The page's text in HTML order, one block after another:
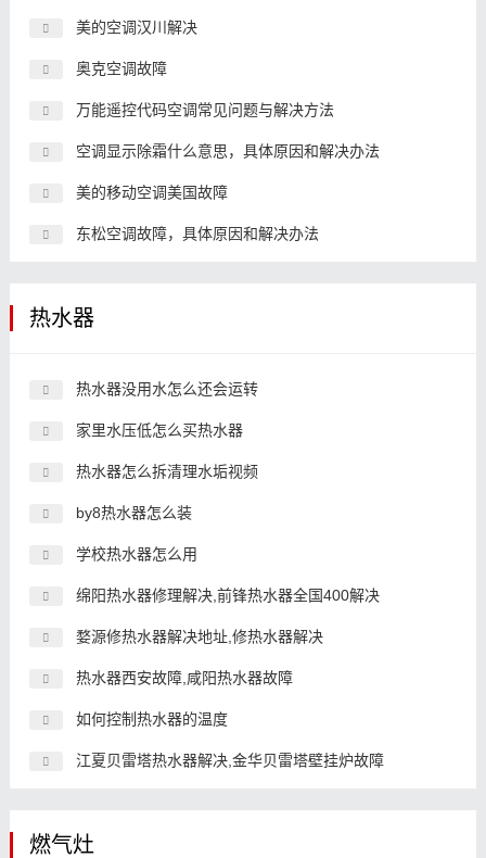
美的空调汉川解决
奥克空调故障
万能遥控代码空调常见问题与解决方法
空调显示除霜什么意思，具体原因和解决办法
美的移动空调美国故障
东松空调故障，具体原因和解决办法
热水器
热水器没用水怎么还会运转
家里水压低怎么买热水器
热水器怎么拆清理水垢视频
by8热水器怎么装
学校热水器怎么用
绵阳热水器修理解决,前锋热水器全国400解决
婺源修热水器解决地址,修热水器解决
热水器西安故障,咸阳热水器故障
如何控制热水器的温度
江夏贝雷塔热水器解决,金华贝雷塔壁挂炉故障
燃气灶